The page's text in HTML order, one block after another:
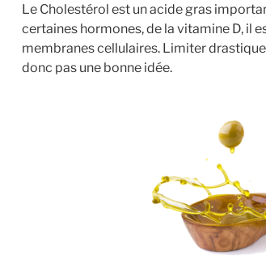
Le Cholestérol est un acide gras
certaines hormones, de la vitamine D, il
membranes cellulaires. Limiter
donc pas une bonne idée.